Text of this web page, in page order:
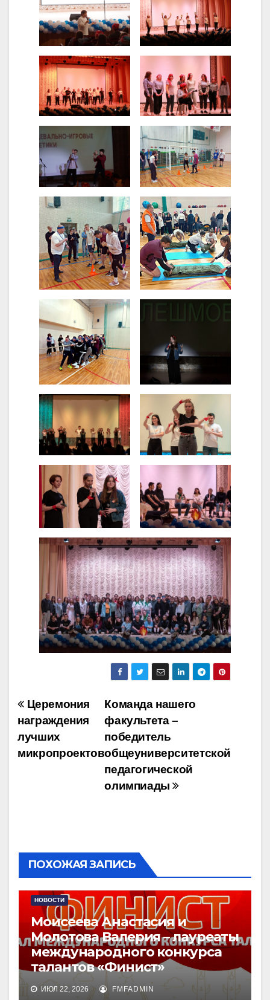
Навигация
по
записям
Команда нашего
факультета –
победитель
общеуниверситетской
педагогической
олимпиады
Церемония
награждения
лучших
микропроектов
ПОХОЖАЯ ЗАПИСЬ
НОВОСТИ
Моисеева Анастасия и
Молотова Валерия – лауреаты
международного конкурса
талантов «Финист»
ИЮЛ 22, 2026 FMFADMIN